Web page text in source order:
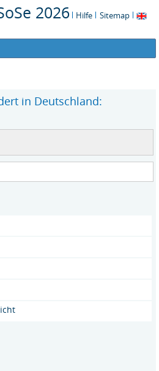
2026 Hilfe Sitemap
in Deutschland: